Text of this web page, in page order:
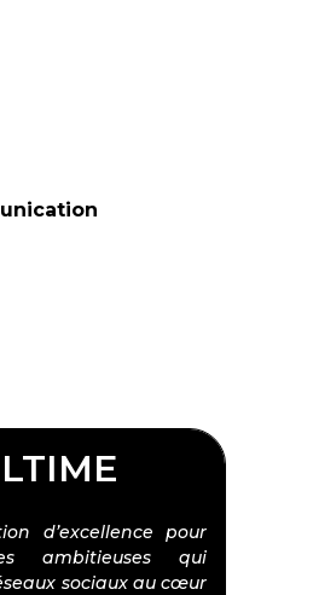
d’excellence pour
ambitieuses qui
sociaux au cœur